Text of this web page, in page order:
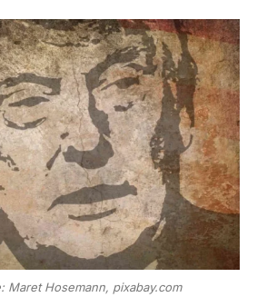
Maret Hosemann, pixabay.com